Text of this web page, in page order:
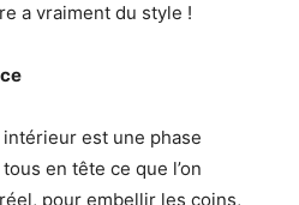
a vraiment du style !
intérieur est une phase
en tête ce que l’on
pour embellir les coins,